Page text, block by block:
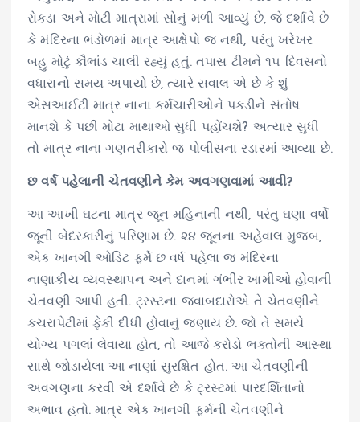
રોકડા અને મોટી માત્રામાં સોનું મળી આવ્યું છે, જે દર્શાવે છે
કે મંદિરના ભંડોળમાં માત્ર આક્ષેપો જ નથી, પરંતુ ખરેખર
બહુ મોટું કૌભાંડ ચાલી રહ્યું હતું. તપાસ ટીમને ૧૫ દિવસનો
વધારાનો સમય અપાયો છે, ત્યારે સવાલ એ છે કે શું
એસઆઈટી માત્ર નાના કર્મચારીઓને પકડીને સંતોષ
માનશે કે પછી મોટા માથાઓ સુધી પહોંચશે? અત્યાર સુધી
તો માત્ર નાના ગણતરીકારો જ પોલીસના રડારમાં આવ્યા છે.
છ વર્ષ પહેલાની ચેતવણીને કેમ અવગણવામાં આવી?
આ આખી ઘટના માત્ર જૂન મહિનાની નથી, પરંતુ ઘણા વર્ષો
જૂની બેદરકારીનું પરિણામ છે. ૨૪ જૂનના અહેવાલ મુજબ,
એક ખાનગી ઓડિટ ફર્મે છ વર્ષ પહેલા જ મંદિરના
નાણાકીય વ્યવસ્થાપન અને દાનમાં ગંભીર ખામીઓ હોવાની
ચેતવણી આપી હતી. ટ્રસ્ટના જવાબદારોએ તે ચેતવણીને
કચરાપેટીમાં ફેંકી દીધી હોવાનું જણાય છે. જો તે સમયે
યોગ્ય પગલાં લેવાયા હોત, તો આજે કરોડો ભક્તોની આસ્થા
સાથે જોડાયેલા આ નાણાં સુરક્ષિત હોત. આ ચેતવણીની
અવગણના કરવી એ દર્શાવે છે કે ટ્રસ્ટમાં પારદર્શિતાનો
અભાવ હતો. માત્ર એક ખાનગી ફર્મની ચેતવણીને